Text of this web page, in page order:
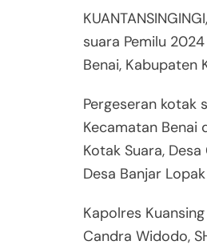
suara Pemilu
Benai, Kabupaten
Pergeseran kotak
Kecamatan Benai
Kotak Suara,
Desa Banjar
Kapolres Kuansing
Candra Widodo,